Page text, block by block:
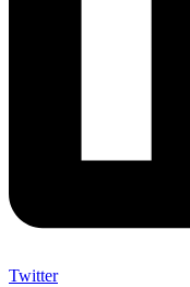
Twitter